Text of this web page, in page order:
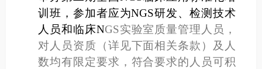
训班，参加者应为NGS研发、检测技术
人员和临床NGS实验室质量管理人员，
对人员资质（详见下面相关条款）及人
数均有限定要求，符合要求的人员可积